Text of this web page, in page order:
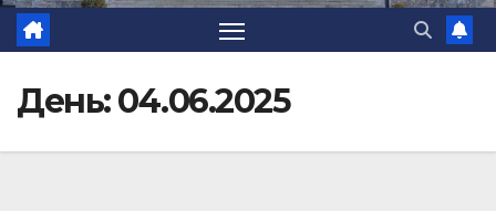
День:04.06.2025